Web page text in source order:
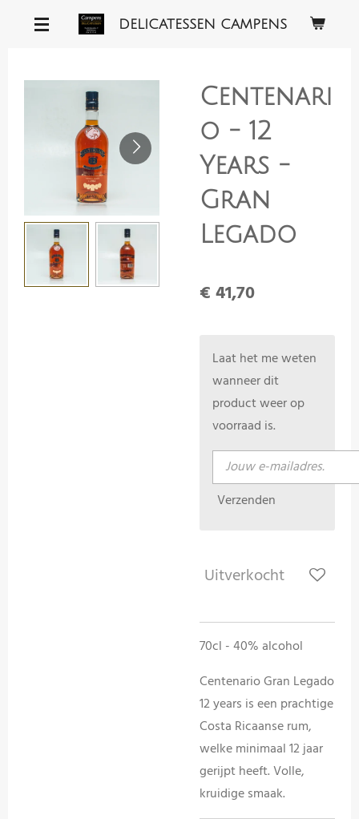
hoofdinhoud
DELICATESSEN CAMPENS
Centenari
o - 12
Years -
Gran
Legado
€ 41,70
Laat het me weten
wanneer dit
product weer op
voorraad is.
Verzenden
Uitverkocht
70cl - 40% alcohol
Centenario Gran Legado
12 years is een prachtige
Costa Ricaanse rum,
welke minimaal 12 jaar
gerijpt heeft. Volle,
kruidige smaak.